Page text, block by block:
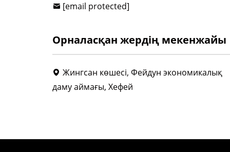
[email protected]
Орналасқан жердің мекенжайы
Жингсан көшесі, Фейдун экономикалық
даму аймағы, Хефей